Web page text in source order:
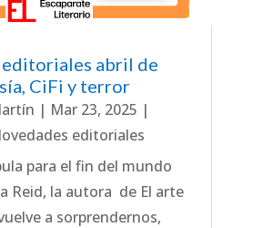
abril de
CiFi y terror
| Mar 23, 2025 |
editoriales
el fin del mundo
Reid, la autora de El arte
a sorprendernos,